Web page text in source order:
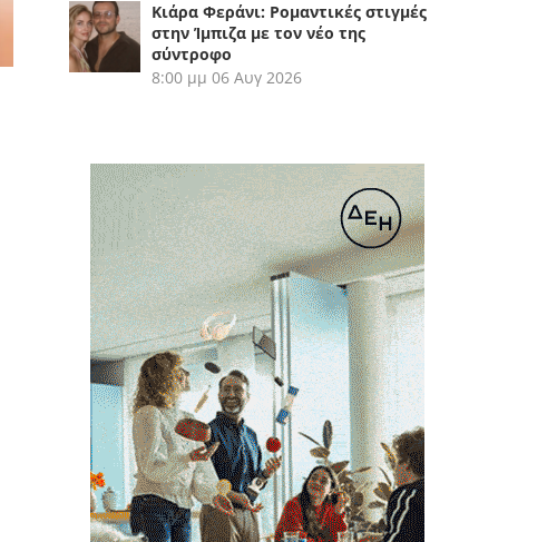
Κιάρα Φεράνι: Ρομαντικές στιγμές
στην Ίμπιζα με τον νέο της
σύντροφο
8:00 μμ 06 Αυγ 2026